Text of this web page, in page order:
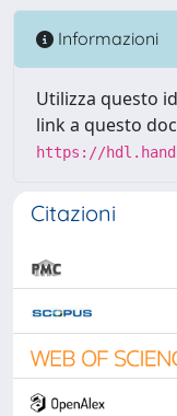
Informazioni
Utilizza questo
link a questo
https://
Citazioni